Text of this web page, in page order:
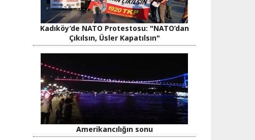
Kadıköy’de NATO Protestosu: "NATO’dan
Çıkılsın, Üsler Kapatılsın"
Amerikancılığın sonu